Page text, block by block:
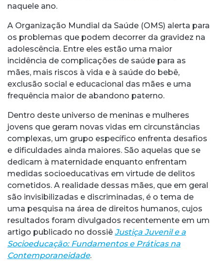
naquele ano.
A Organização Mundial da Saúde (OMS) alerta para
os problemas que podem decorrer da gravidez na
adolescência. Entre eles estão uma maior
incidência de complicações de saúde para as
mães, mais riscos à vida e à saúde do bebê,
exclusão social e educacional das mães e uma
frequência maior de abandono paterno.
Dentro deste universo de meninas e mulheres
jovens que geram novas vidas em circunstâncias
complexas, um grupo específico enfrenta desafios
e dificuldades ainda maiores. São aquelas que se
dedicam à maternidade enquanto enfrentam
medidas socioeducativas em virtude de delitos
cometidos. A realidade dessas mães, que em geral
são invisibilizadas e discriminadas, é o tema de
uma pesquisa na área de direitos humanos, cujos
resultados foram divulgados recentemente em um
artigo publicado no dossiê Justiça Juvenil e a
Socioeducação: Fundamentos e Práticas na
Contemporaneidade.